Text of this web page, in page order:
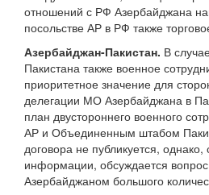
отношений с РФ Азербайджана
посольстве АР в РФ также
Азербайджан-Пакистан. В
Пакистана также военное
приоритетное значение для
делегации МО Азербайджана в
план двустороннего военного
АР и Объединенным штабом
договора не публикуется,
информации, обсуждается вопрос
Азербайджаном большого